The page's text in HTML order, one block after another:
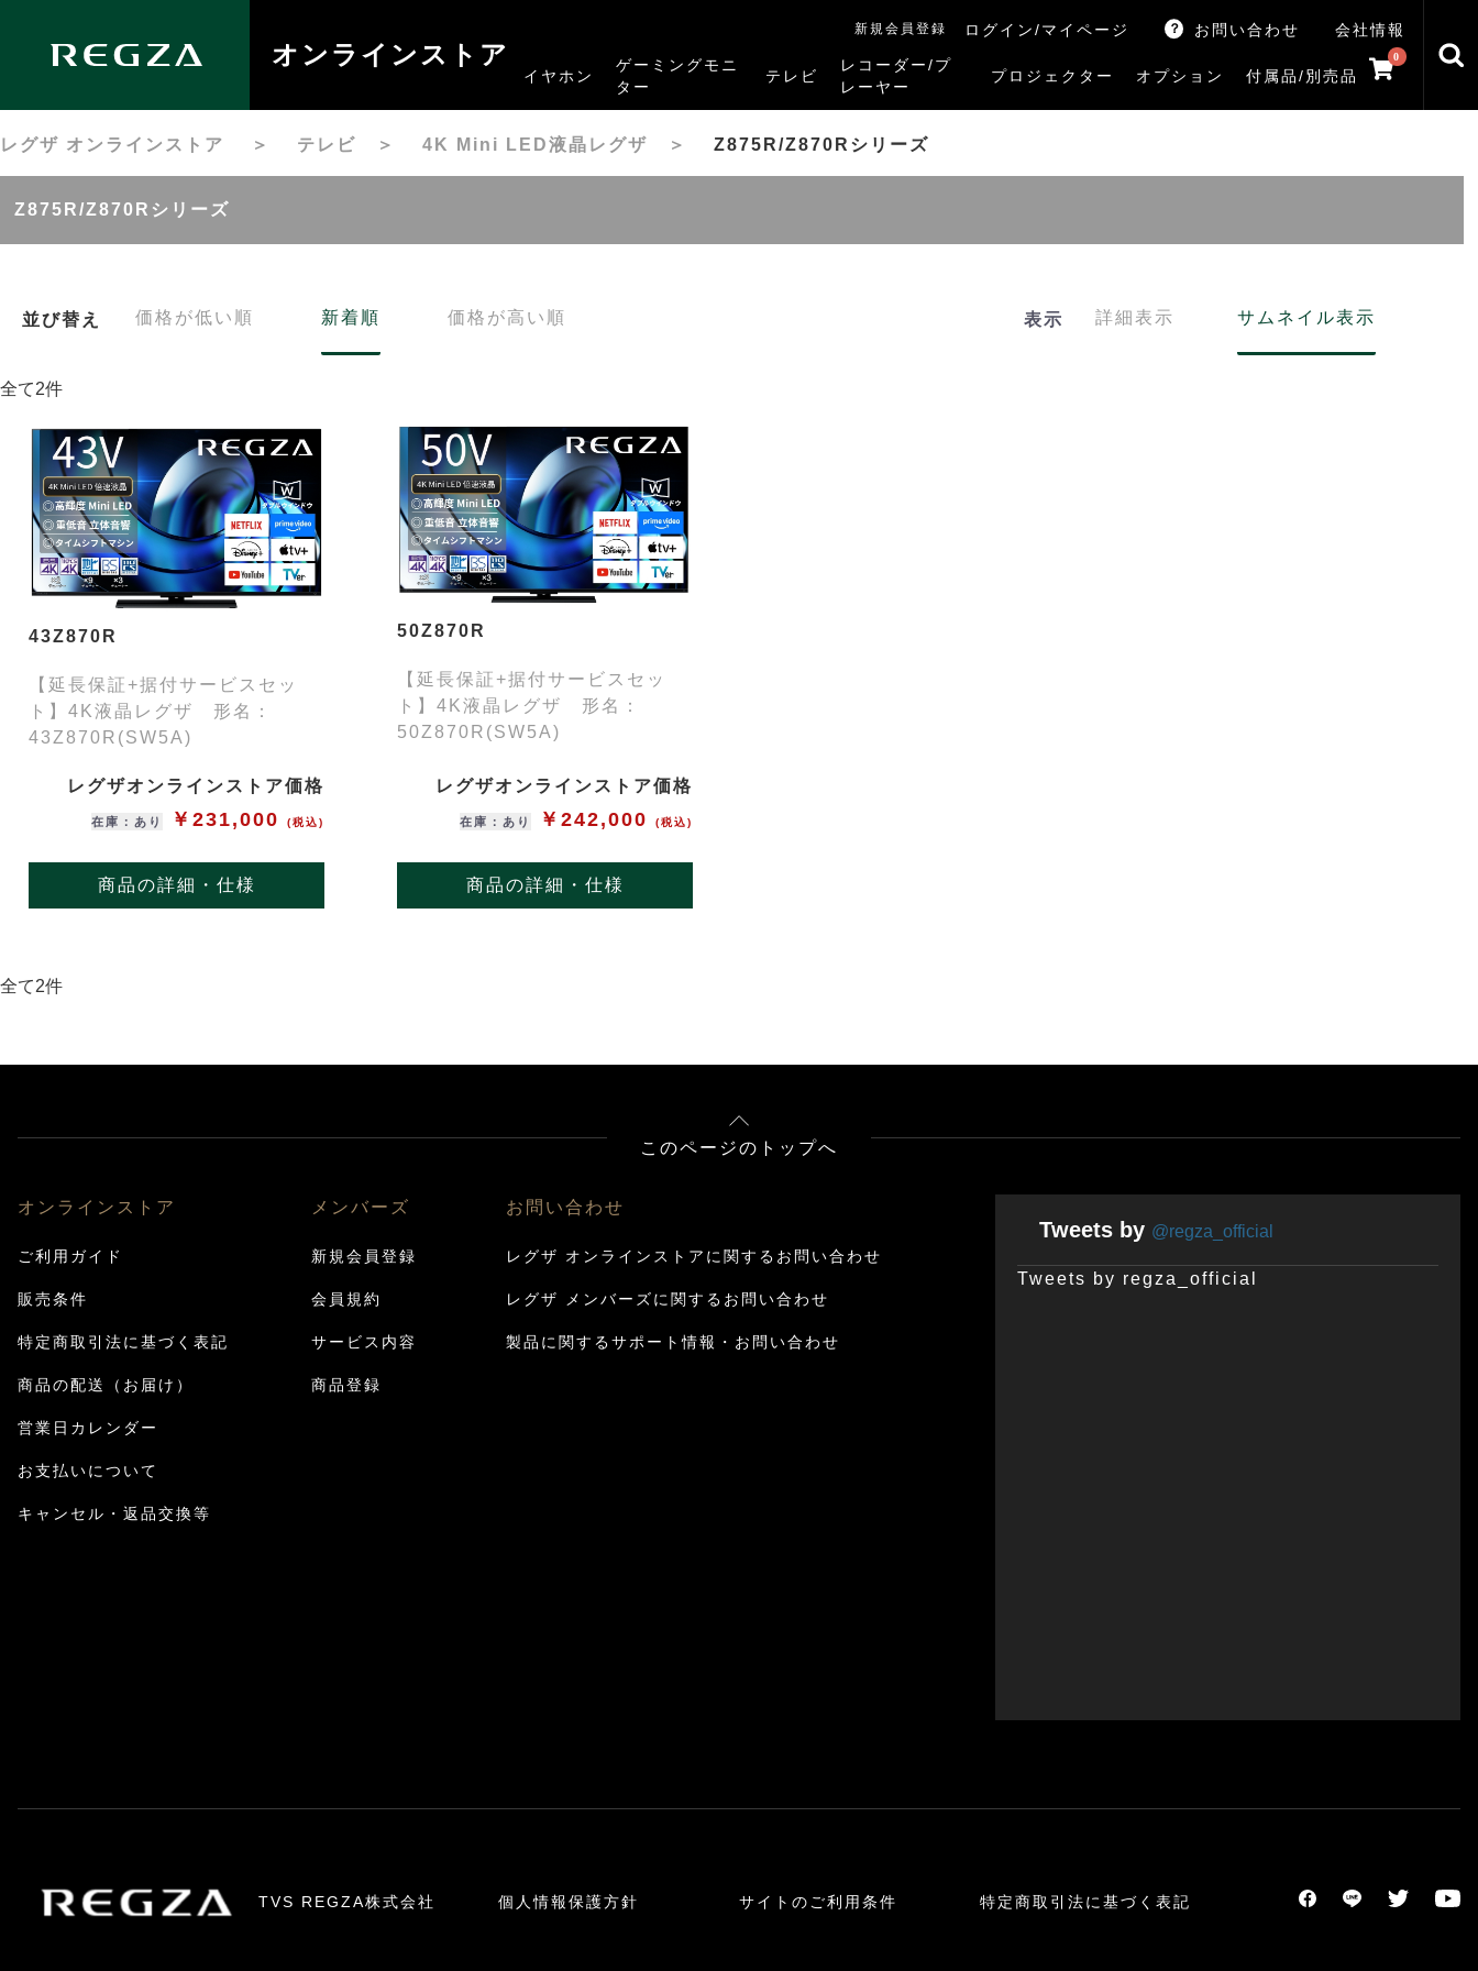
オンラインストア
新規会員登録 ログイン/マイページ お問い合わせ 会社情報
イヤホン
RB-A1Sシリーズ
ゲーミングモニ
ター
RM-27G5SR
RM-G245R
RM-G278R
RM-G277R
テレビ
4K有機ELレグザ
4K Mini LED液晶レグザ
4K液晶レグザ
ハイビジョン液晶レグザ
リファービッシュ品
レコーダー/プ
レーヤー
レグザタイムシフトマシン
4Kレグザブルーレイ
レグザブルーレイ
プレーヤー
プロジェクター オプション 付属品/別売品
0
レグザ オンラインストア ＞ テレビ ＞ 4K Mini LED液晶レグザ ＞ Z875R/Z870Rシリーズ
Z875R/Z870Rシリーズ
並び替え 価格が低い順 新着順 価格が高い順 表示 詳細表示 サムネイル表示
全て2件
43Z870R
【延長保証+据付サービスセッ
ト】4K液晶レグザ 形名：
43Z870R(SW5A)
レグザオンラインストア価格
在庫：あり ￥231,000(税込)
商品の詳細・仕様
50Z870R
【延長保証+据付サービスセッ
ト】4K液晶レグザ 形名：
50Z870R(SW5A)
レグザオンラインストア価格
在庫：あり ￥242,000(税込)
商品の詳細・仕様
全て2件
このページのトップへ
オンラインストア
ご利用ガイド
販売条件
特定商取引法に基づく表記
商品の配送（お届け）
営業日カレンダー
お支払いについて
キャンセル・返品交換等
メンバーズ
新規会員登録
会員規約
サービス内容
商品登録
お問い合わせ
レグザ オンラインストアに関するお問い合わせ
レグザ メンバーズに関するお問い合わせ
製品に関するサポート情報・お問い合わせ
Tweets by @regza_official
Tweets by regza_official
TVS REGZA株式会社 個人情報保護方針 サイトのご利用条件 特定商取引法に基づく表記